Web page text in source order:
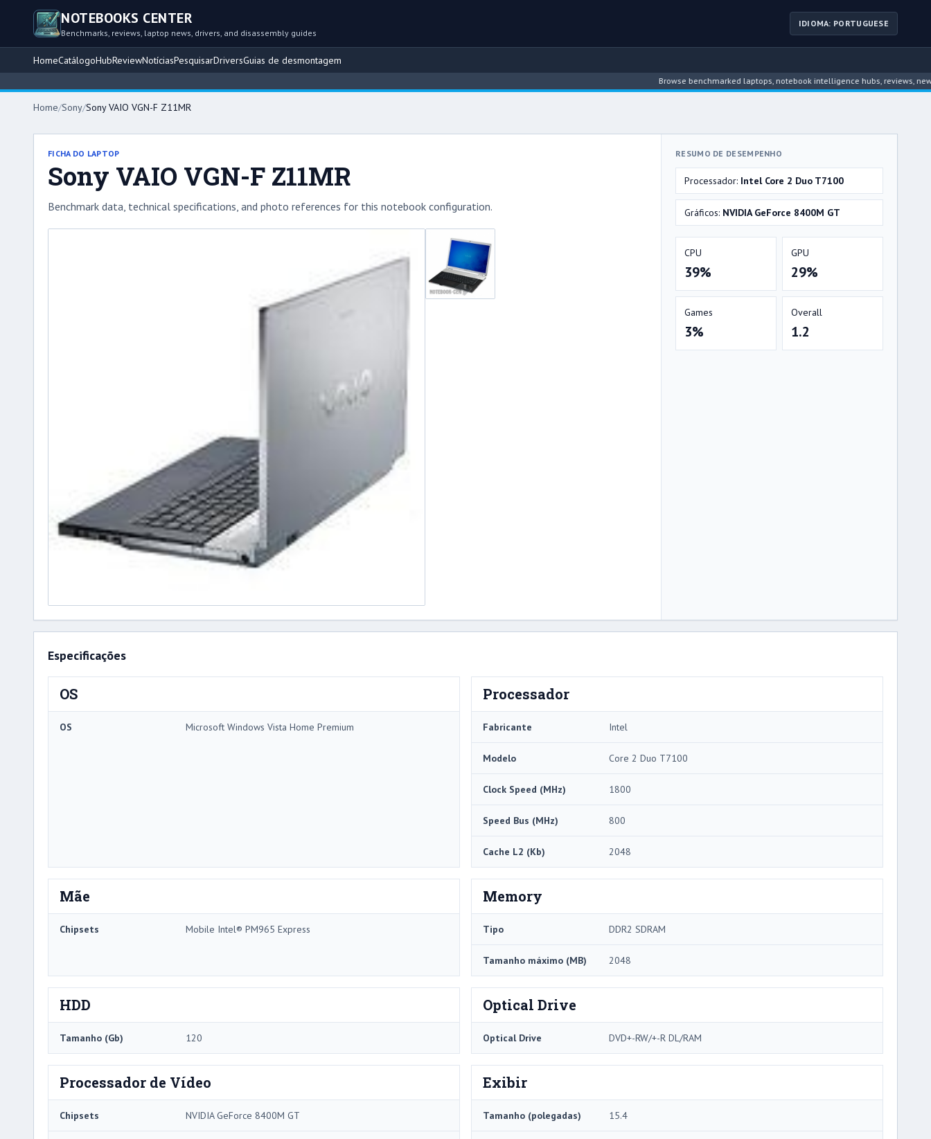
NOTEBOOKS CENTER
Benchmarks, reviews, laptop news, drivers, and disassembly guides
IDIOMA: PORTUGUESE
HomeCatálogoHubReviewNotíciasPesquisarDriversGuias de desmontagem
Browse benchmarked laptops, notebook intelligence hubs, reviews, news,
Home/Sony/Sony VAIO VGN-F Z11MR
FICHA DO LAPTOP
Sony VAIO VGN-F Z11MR
Benchmark data, technical specifications, and photo references for this notebook configuration.
RESUMO DE DESEMPENHO
Processador: Intel Core 2 Duo T7100
Gráficos: NVIDIA GeForce 8400M GT
CPU
39%
GPU
29%
Games
3%
Overall
1.2
Especificações
OS
OS Microsoft Windows Vista Home Premium
Processador
Fabricante Intel
Modelo Core 2 Duo T7100
Clock Speed ​​(MHz) 1800
Speed ​​Bus (MHz) 800
Cache L2 (Kb) 2048
Mãe
Chipsets Mobile Intel® PM965 Express
Memory
Tipo DDR2 SDRAM
Tamanho máximo (MB) 2048
HDD
Tamanho (Gb) 120
Optical Drive
Optical Drive DVD+-RW/+-R DL/RAM
Processador de Vídeo
Chipsets NVIDIA GeForce 8400M GT
Exibir
Tamanho (polegadas) 15.4